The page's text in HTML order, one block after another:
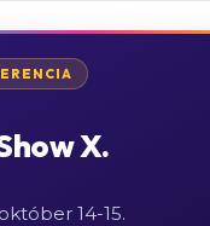
X.
14-15.